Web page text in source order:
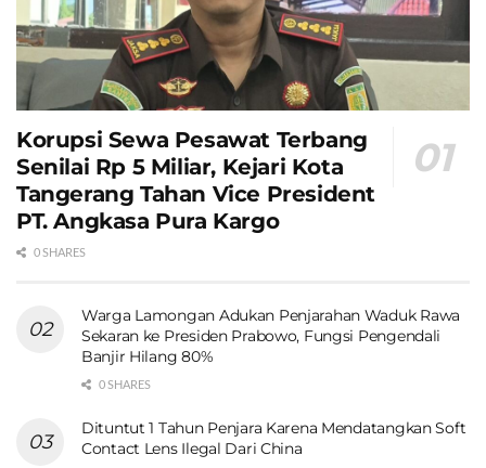
Korupsi Sewa Pesawat Terbang
Senilai Rp 5 Miliar, Kejari Kota
Tangerang Tahan Vice President
PT. Angkasa Pura Kargo
0 SHARES
Warga Lamongan Adukan Penjarahan Waduk Rawa
Sekaran ke Presiden Prabowo, Fungsi Pengendali
Banjir Hilang 80%
0 SHARES
Dituntut 1 Tahun Penjara Karena Mendatangkan Soft
Contact Lens Ilegal Dari China